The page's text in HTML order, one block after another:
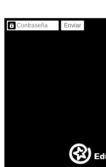
Contenido protegido…